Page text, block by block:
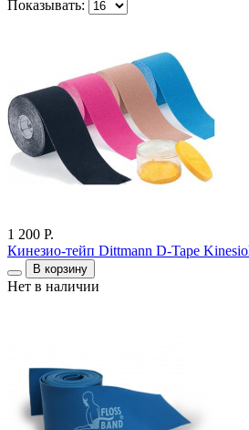
Показывать:
1 200 Р.
Кинезио-тейп Dittmann D-Tape
В корзину
Нет в наличии